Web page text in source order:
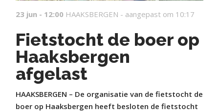
23 jun - 12:00 HAAKSBERGEN - aangepast om 10:17
Fietstocht de boer op
Haaksbergen
afgelast
HAAKSBERGEN – De organisatie van de fietstocht de
boer op Haaksbergen heeft besloten de fietstocht